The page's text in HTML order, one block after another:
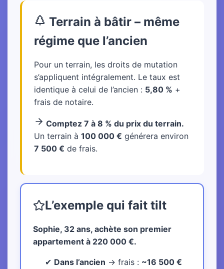
Terrain à bâtir – même
régime que l’ancien
Pour un terrain, les droits de mutation
s’appliquent intégralement. Le taux est
identique à celui de l’ancien : 5,80 % +
frais de notaire.
Comptez 7 à 8 % du prix du terrain.
Un terrain à 100 000 € générera environ
7 500 € de frais.
L’exemple qui fait tilt
Sophie, 32 ans, achète son premier
appartement à 220 000 €.
✔ Dans l’ancien → frais : ~16 500 €